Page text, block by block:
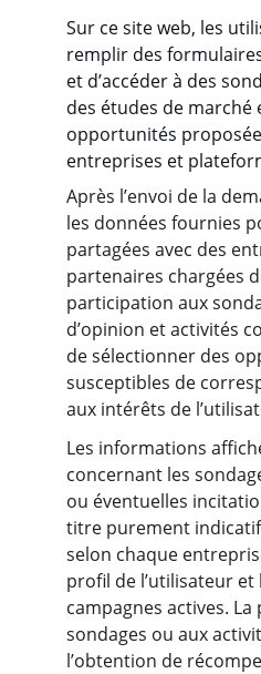
Sur ce site web, les
remplir des
et d’accéder à des
des études de marché
opportunités
entreprises et
Après l’envoi de la
les données fournies
partagées avec des
partenaires chargées
participation aux
d’opinion et activités
de sélectionner des
susceptibles de
aux intérêts de
Les informations
concernant les
ou éventuelles
titre purement
selon chaque
profil de l’utilisateur
campagnes actives.
sondages ou aux
l’obtention de